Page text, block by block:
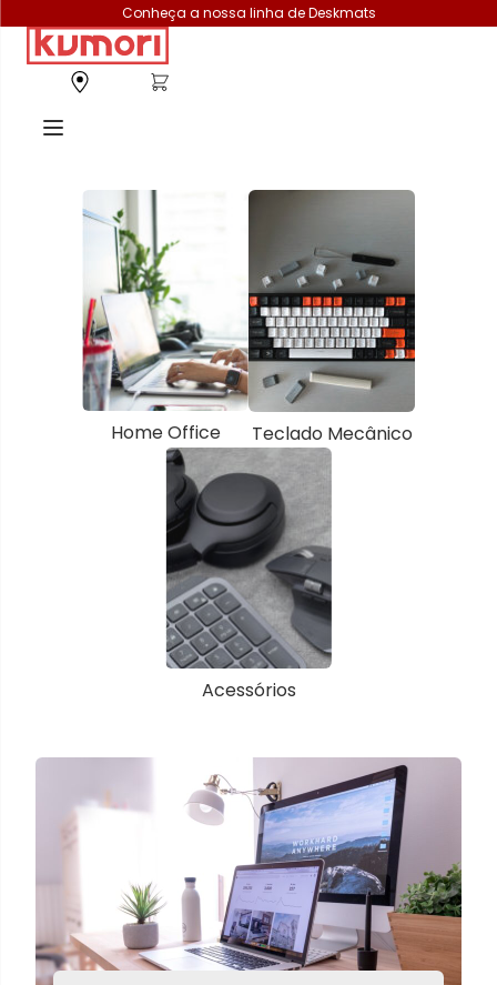
Conheça a nossa linha de Deskmats
Home Office Teclado Mecânico
Acessórios